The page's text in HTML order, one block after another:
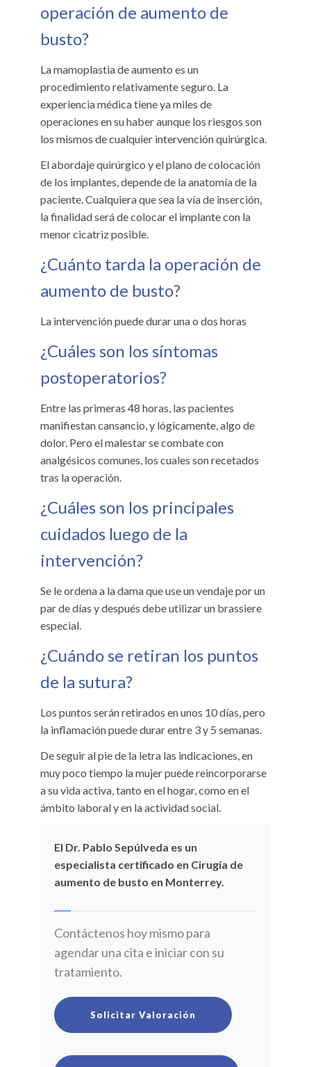
operación de aumento de
busto?
La mamoplastia de aumento es un
procedimiento relativamente seguro. La
experiencia médica tiene ya miles de
operaciones en su haber aunque los riesgos son
los mismos de cualquier intervención quirúrgica.
El abordaje quirúrgico y el plano de colocación
de los implantes, depende de la anatomía de la
paciente. Cualquiera que sea la vía de inserción,
la finalidad será de colocar el implante con la
menor cicatriz posible.
¿Cuánto tarda la operación de
aumento de busto?
La intervención puede durar una o dos horas
¿Cuáles son los síntomas
postoperatorios?
Entre las primeras 48 horas, las pacientes
manifiestan cansancio, y lógicamente, algo de
dolor. Pero el malestar se combate con
analgésicos comunes, los cuales son recetados
tras la operación.
¿Cuáles son los principales
cuidados luego de la
intervención?
Se le ordena a la dama que use un vendaje por un
par de días y después debe utilizar un brassiere
especial.
¿Cuándo se retiran los puntos
de la sutura?
Los puntos serán retirados en unos 10 días, pero
la inflamación puede durar entre 3 y 5 semanas.
De seguir al pie de la letra las indicaciones, en
muy poco tiempo la mujer puede reincorporarse
a su vida activa, tanto en el hogar, como en el
ámbito laboral y en la actividad social.
El Dr. Pablo Sepúlveda es un
especialista certificado en Cirugía de
aumento de busto en Monterrey.
Contáctenos hoy mismo para
agendar una cita e iniciar con su
tratamiento.
Solicitar Valoración